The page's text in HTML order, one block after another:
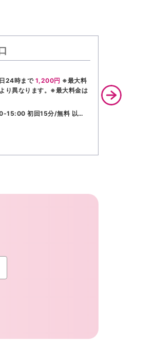
24時まで 1,200円 ※最大料
り異なります。※最大料金は
15:00 初回15分/無料 以…
台数